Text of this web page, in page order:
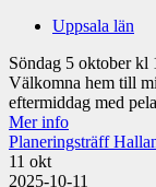
Uppsala län
Söndag 5 oktober kl
Välkomna hem till
eftermiddag med
Mer info
Planeringsträff
11 okt
2025-10-11